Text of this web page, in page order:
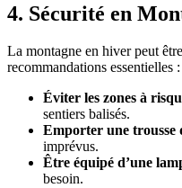
4. Sécurité en
La montagne en hiver peut
recommandations essentielles :
Éviter les zones à
sentiers balisés.
Emporter une trousse
imprévus.
Être équipé d’une
besoin.